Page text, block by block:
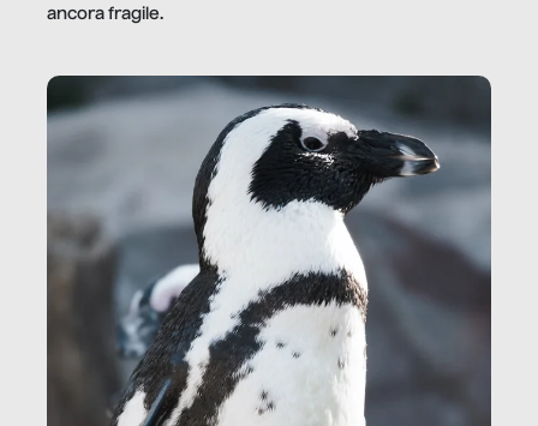
ancora fragile.